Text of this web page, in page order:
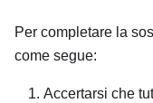
Per completare la
come segue:
Accertarsi che